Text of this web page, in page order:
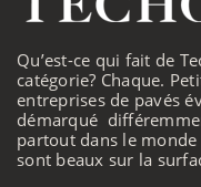
Qu’est-ce qui fait de
catégorie? Chaque.
entreprises de pavés
démarqué
partout dans le
sont beaux sur la